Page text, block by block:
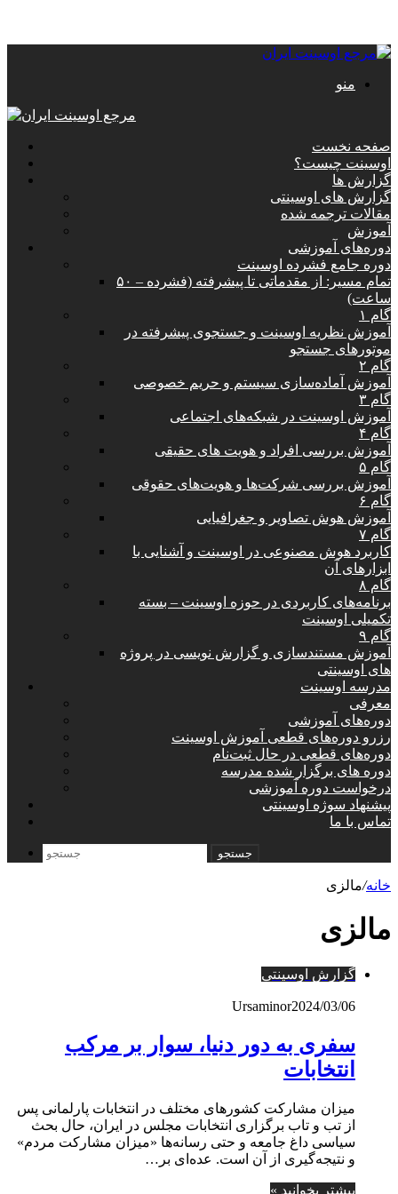
منو
صفحه نخست
اوسینت چیست؟
گزارش ها
گزارش های اوسینتی
مقالات ترجمه شده
آموزش
دوره‌های آموزشی
دوره جامع فشرده اوسینت
تمام مسیر: از مقدماتی تا پیشرفته (فشرده – ۵۰
ساعت)
گام ۱
آموزش نظریه اوسینت و جستجوی پیشرفته در
موتورهای جستجو
گام ۲
آموزش آماده‌سازی سیستم و حریم خصوصی
گام ۳
آموزش اوسینت در شبکه‌های اجتماعی
گام ۴
آموزش بررسی افراد و هویت های حقیقی
گام ۵
آموزش بررسی شرکت‌ها و هویت‌های حقوقی
گام ۶
آموزش هوش تصاویر و جغرافیایی
گام ۷
کاربرد هوش مصنوعی در اوسینت و آشنایی با
ابزارهای آن
گام ۸
برنامه‌های کاربردی در حوزه اوسینت – بسته
تکمیلی اوسینت
گام ۹
آموزش مستندسازی و گزارش نویسی در پروژه
های اوسینتی
مدرسه اوسینت
معرفی
دوره‌های آموزشی
رزرو دوره‌های قطعی آموزش اوسینت
دوره‌های قطعی در حال ثبت‌نام
دوره های برگزار شده مدرسه
درخواست دوره آموزشی
پیشنهاد سوژه اوسینتی
تماس با ما
جستجو
خانه/مالزی
مالزی
گزارش اوسینتی
Ursaminor2024/03/06
سفری به دور دنیا، سوار بر مرکب
انتخابات
میزان مشارکت کشورهای مختلف در انتخابات پارلمانی پس
از تب و تاب برگزاری انتخابات مجلس در ایران، حال بحث
سیاسی داغ جامعه و حتی رسانه‌ها «میزان مشارکت مردم»
و نتیجه‌گیری از آن است. عده‌ای بر…
بیشتر بخوانید »